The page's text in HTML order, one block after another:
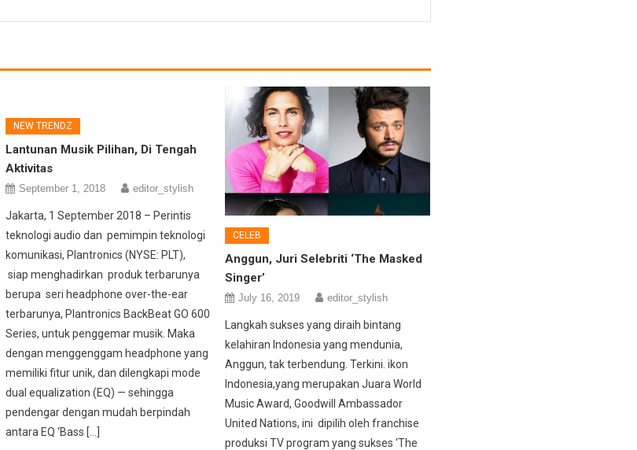
NEW TRENDZ
Lantunan Musik Pilihan, Di Tengah
Aktivitas
September 1, 2018 editor_stylish
Jakarta, 1 September 2018 – Perintis
teknologi audio dan pemimpin teknologi
komunikasi, Plantronics (NYSE: PLT),
siap menghadirkan produk terbarunya
berupa seri headphone over-the-ear
terbarunya, Plantronics BackBeat GO 600
Series, untuk penggemar musik. Maka
dengan menggenggam headphone yang
memiliki fitur unik, dan dilengkapi mode
dual equalization (EQ) — sehingga
pendengar dengan mudah berpindah
antara EQ ‘Bass […]
CELEB
Anggun, Juri Selebriti ‘The Masked
Singer’
July 16, 2019 editor_stylish
Langkah sukses yang diraih bintang
kelahiran Indonesia yang mendunia,
Anggun, tak terbendung. Terkini. ikon
Indonesia,yang merupakan Juara World
Music Award, Goodwill Ambassador
United Nations, ini dipilih oleh franchise
produksi TV program yang sukses ‘The